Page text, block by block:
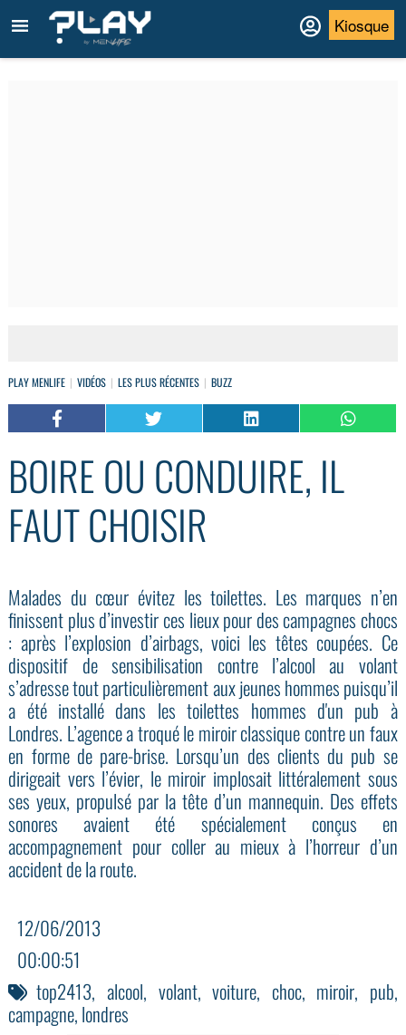
Kiosque
PLAY MENLIFE VIDÉOS LES PLUS RÉCENTES BUZZ
BOIRE OU CONDUIRE, IL
FAUT CHOISIR
Malades du cœur évitez les toilettes. Les marques n’en
finissent plus d’investir ces lieux pour des campagnes chocs
: après l’explosion d’airbags, voici les têtes coupées. Ce
dispositif de sensibilisation contre l’alcool au volant
s’adresse tout particulièrement aux jeunes hommes puisqu’il
a été installé dans les toilettes hommes d'un pub à
Londres. L’agence a troqué le miroir classique contre un faux
en forme de pare-brise. Lorsqu’un des clients du pub se
dirigeait vers l’évier, le miroir implosait littéralement sous
ses yeux, propulsé par la tête d’un mannequin. Des effets
sonores avaient été spécialement conçus en
accompagnement pour coller au mieux à l’horreur d’un
accident de la route.
12/06/2013
00:00:51
top2413, alcool, volant,voiture, choc, miroir, pub,
campagne,londres